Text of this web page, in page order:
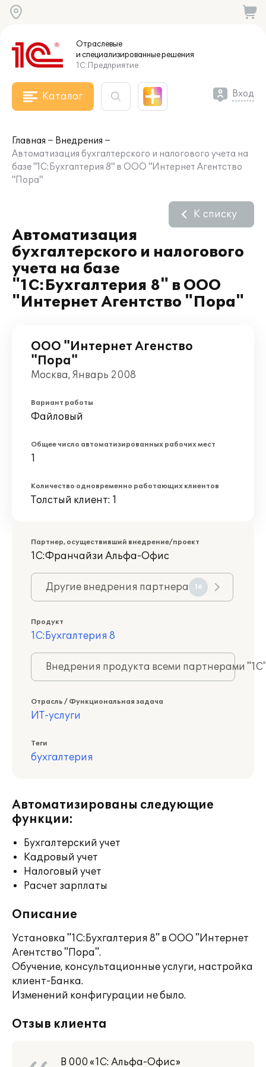
Отраслевые
и специализированныерешения
1С:Предприятие
Каталог Вход
Главная
Внедрения
Автоматизация бухгалтерского и налогового учета на
базе "1С:Бухгалтерия 8" в ООО "Интернет Агентство
"Пора"
Автоматизация
бухгалтерского и налогового
учета на базе
"1С:Бухгалтерия 8" в ООО
"Интернет Агентство "Пора"
К списку
ООО "Интернет Агенство
"Пора"
Москва, Январь 2008
Вариант работы
Файловый
Общее число автоматизированных рабочих мест
1
Количество одновременно работающих клиентов
Толстый клиент: 1
Партнер, осуществивший внедрение/проект
1С:Франчайзи Альфа-Офис
Другие внедрения партнера 16
Продукт
1С:Бухгалтерия 8
Внедрения продукта всеми партнерами
Отрасль / Функциональная задача
ИТ-услуги
Теги
бухгалтерия
Автоматизированы следующие
функции:
Бухгалтерский учет
Кадровый учет
Налоговый учет
Расчет зарплаты
Описание
Установка "1С:Бухгалтерия 8" в ООО "Интернет
Агентство "Пора".
Обучение, консультационные услуги, настройка
клиент-Банка.
Изменений конфигурации не было.
Отзыв клиента
В 000 «1С: Альфа-Офис»